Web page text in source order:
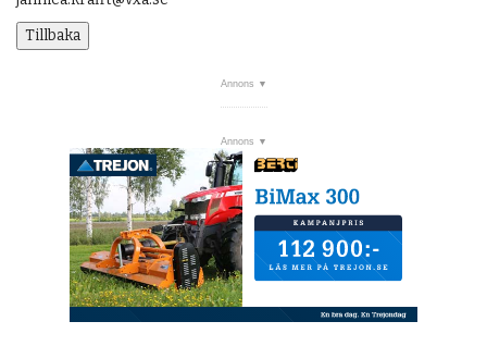
Tillbaka